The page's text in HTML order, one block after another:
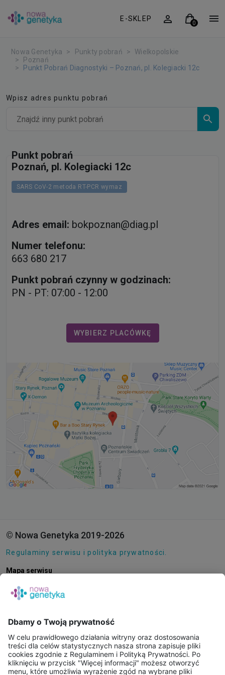
E-SKLEP
Nowa Genetyka Punkty pobrań
Wielkopolskie
Poznań
Punkt Pobrań Diagnostyki – Poznań, pl. Kolegiacki 12c
Wpisz adres punktu pobrań
Punkt pobrań
Poznań, pl. Kolegiacki 12c
SARS CoV-2 metoda RT-PCR wymaz
Adres email: bokpoznan@diag.pl
Numer telefonu:
663 680 217
Punkt pobrań czynny w godzinach:
PN - PT: 07:00 - 12:00
WYBIERZ PLACÓWKĘ
© Nowa Genetyka 2019-2026
Regulaminy serwisu i polityka prywatności.
Mapa serwisu
E-SKLEP
PUNKTY POBRAŃ
KONSULTACJE ONLINE
PORADNIE GENETYCZNE
BAZA WIEDZY